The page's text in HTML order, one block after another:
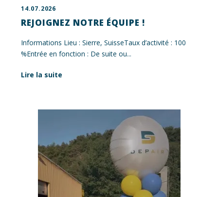
14.07.2026
REJOIGNEZ NOTRE ÉQUIPE !
Informations Lieu : Sierre, SuisseTaux d’activité : 100
%Entrée en fonction : De suite ou...
Lire la suite